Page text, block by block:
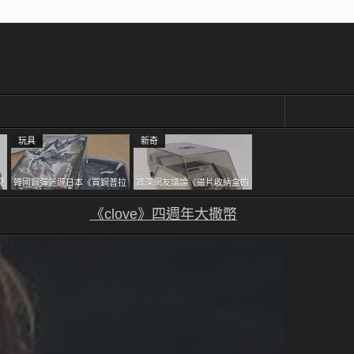
玩具
韓國鋼彈迷遊日本《買鋼普拉
塞不進行李箱》網友們集思廣
新奇
資深網友議論《磁片收納盒的
鎖有什麼用》想偷的話整盒拿
走不就好了嗎？
《clove》四週年大撒幣